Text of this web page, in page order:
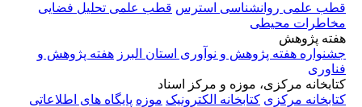
قطب علمی روانشناسی استرس قطب علمی تحلیل فضایی
مخاطرات محیطی
هفته پژوهش
جشنواره هفته پژوهش و نوآوری استان البرز هفته پژوهش و
فناوری
کتابخانه مرکزی، موزه و مرکز اسناد
کتابخانه مرکزی کتابخانه الکترونیک موزه پایگاه های اطلاعاتی